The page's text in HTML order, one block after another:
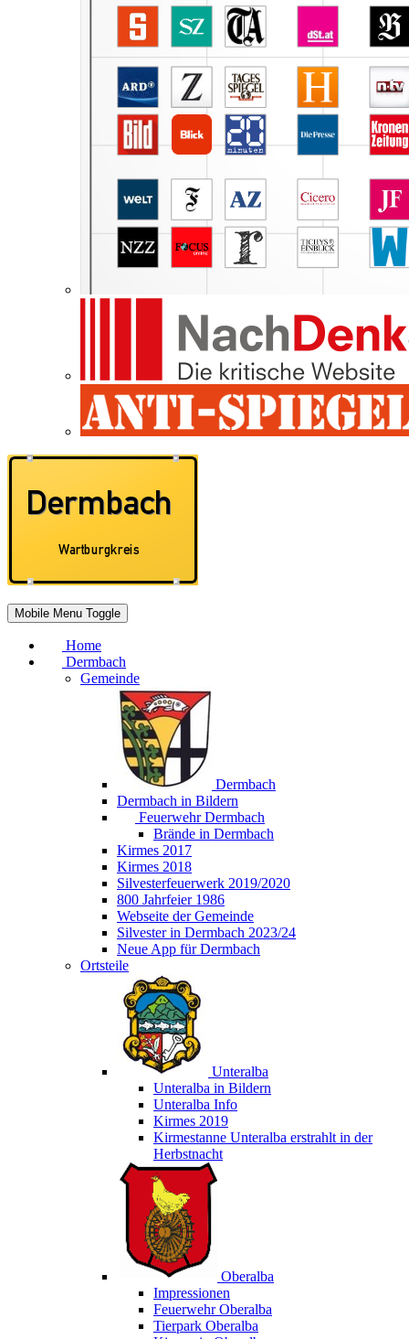
Mobile Menu Toggle
Home
Dermbach
Gemeinde
Dermbach
Dermbach in Bildern
Feuerwehr Dermbach
Brände in Dermbach
Kirmes 2017
Kirmes 2018
Silvesterfeuerwerk 2019/2020
800 Jahrfeier 1986
Webseite der Gemeinde
Silvester in Dermbach 2023/24
Neue App für Dermbach
Ortsteile
Unteralba
Unteralba in Bildern
Unteralba Info
Kirmes 2019
Kirmestanne Unteralba erstrahlt in der
Herbstnacht
Oberalba
Impressionen
Feuerwehr Oberalba
Tierpark Oberalba